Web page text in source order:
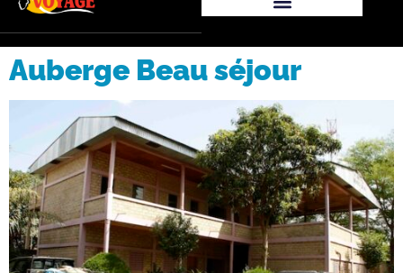
Auberge Beau séjour